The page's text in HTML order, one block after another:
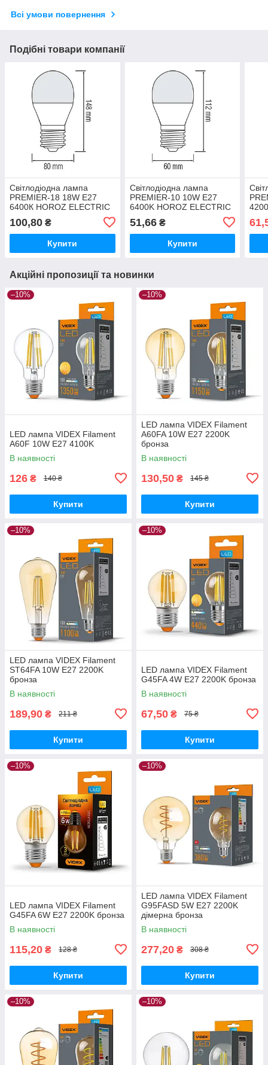
Всі умови повернення
Подібні товари компанії
Cвітлодіодна лампа
PREMIER-18 18W E27
6400К HOROZ ELECTRIC
100,80 ₴
Купити
Cвітлодіодна лампа
PREMIER-10 10W E27
6400K HOROZ ELECTRIC
51,66₴
Купити
Акційні пропозиції та новинки
–10%
LED лампа VIDEX Filament
A60F 10W E27 4100K
В наявності
126 ₴ 140 ₴
Купити
–10%
LED лампа VIDEX Filament
A60FA 10W E27 2200K
бронза
В наявності
130,50 ₴ 145 ₴
Купити
–10%
LED лампа VIDEX Filament
ST64FA 10W E27 2200K
бронза
В наявності
189,90 ₴ 211 ₴
Купити
–10%
LED лампа VIDEX Filament
G45FA 4W E27 2200K бронза
В наявності
67,50 ₴ 75 ₴
Купити
–10%
LED лампа VIDEX Filament
G45FA 6W E27 2200K бронза
В наявності
115,20 ₴ 128 ₴
Купити
–10%
LED лампа VIDEX Filament
G95FASD 5W E27 2200K
дімерна бронза
В наявності
277,20 ₴ 308 ₴
Купити
–10% –10%